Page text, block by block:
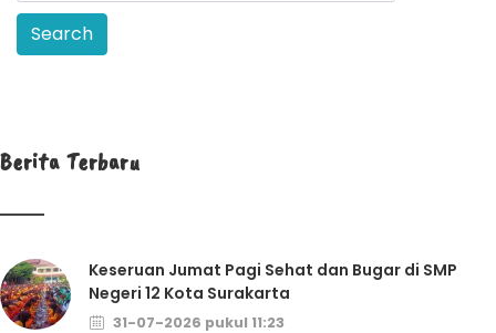
Berita Terbaru
Keseruan Jumat Pagi Sehat dan Bugar di SMP
Negeri 12 Kota Surakarta
31-07-2026 pukul 11:23